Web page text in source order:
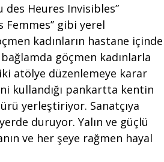
des Heures Invisibles”
gibi yerel
kadınların hastane içinde
göçmen kadınlarla
atölye düzenlemeye karar
kullandığı pankartta kentin
yerleştiriyor. Sanatçıya
duruyor. Yalın ve güçlü
ve her şeye rağmen hayal